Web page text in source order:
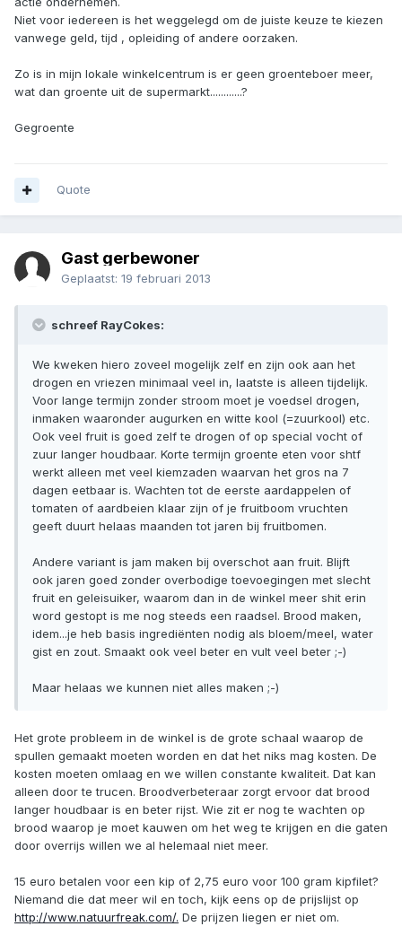
Niet voor iedereen is het weggelegd om de juiste keuze te kiezen
vanwege geld, tijd , opleiding of andere oorzaken.
Zo is in mijn lokale winkelcentrum is er geen groenteboer meer,
wat dan groente uit de supermarkt............?
Gegroente
Quote
Gast gerbewoner
Geplaatst: 19 februari 2013
schreef RayCokes:
We kweken hiero zoveel mogelijk zelf en zijn ook aan het
drogen en vriezen minimaal veel in, laatste is alleen tijdelijk.
Voor lange termijn zonder stroom moet je voedsel drogen,
inmaken waaronder augurken en witte kool (=zuurkool) etc.
Ook veel fruit is goed zelf te drogen of op special vocht of
zuur langer houdbaar. Korte termijn groente eten voor shtf
werkt alleen met veel kiemzaden waarvan het gros na 7
dagen eetbaar is. Wachten tot de eerste aardappelen of
tomaten of aardbeien klaar zijn of je fruitboom vruchten
geeft duurt helaas maanden tot jaren bij fruitbomen.
Andere variant is jam maken bij overschot aan fruit. Blijft
ook jaren goed zonder overbodige toevoegingen met slecht
fruit en geleisuiker, waarom dan in de winkel meer shit erin
word gestopt is me nog steeds een raadsel. Brood maken,
idem...je heb basis ingrediënten nodig als bloem/meel, water
gist en zout. Smaakt ook veel beter en vult veel beter ;-)
Maar helaas we kunnen niet alles maken ;-)
Het grote probleem in de winkel is de grote schaal waarop de
spullen gemaakt moeten worden en dat het niks mag kosten. De
kosten moeten omlaag en we willen constante kwaliteit. Dat kan
alleen door te trucen. Broodverbeteraar zorgt ervoor dat brood
langer houdbaar is en beter rijst. Wie zit er nog te wachten op
brood waarop je moet kauwen om het weg te krijgen en die gaten
door overrijs willen we al helemaal niet meer.
15 euro betalen voor een kip of 2,75 euro voor 100 gram kipfilet?
Niemand die dat meer wil en toch, kijk eens op de prijslijst op
http://www.natuurfreak.com/. De prijzen liegen er niet om.